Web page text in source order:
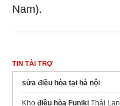
Nam).
TIN TÀI TRỢ
sửa điều hòa tại hà nội
Kho điều hòa Funiki Thái Lan